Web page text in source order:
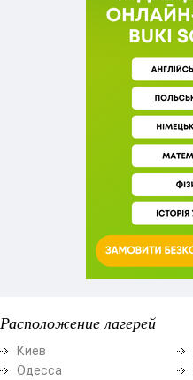
Расположение лагерей
Киев
Одесса